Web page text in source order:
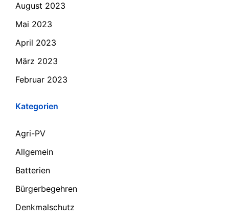
August 2023
Mai 2023
April 2023
März 2023
Februar 2023
Kategorien
Agri-PV
Allgemein
Batterien
Bürgerbegehren
Denkmalschutz